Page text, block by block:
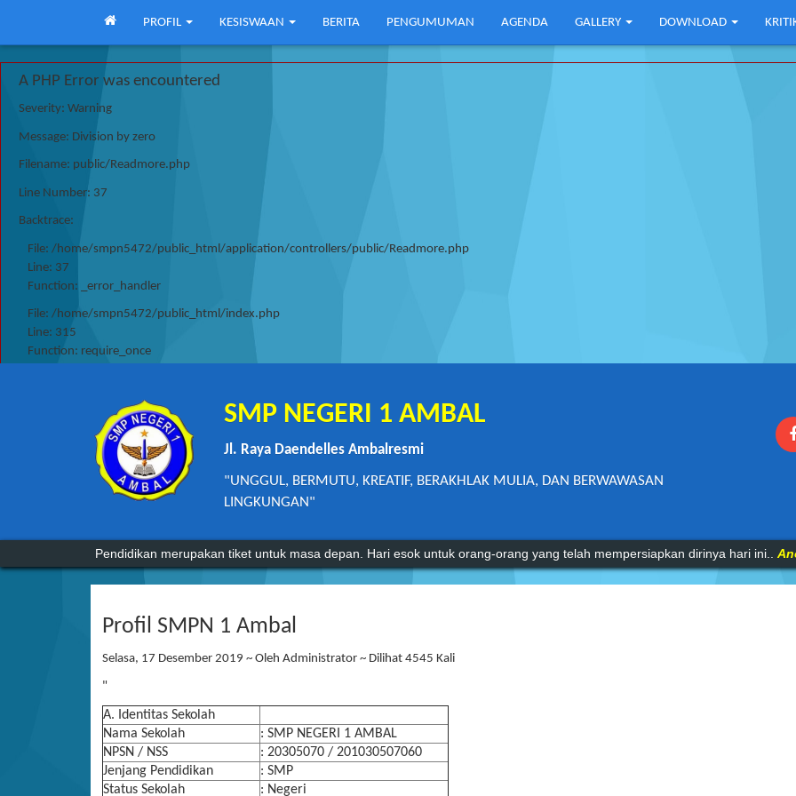
A PHP Error was encountered
Severity: Warning
Message: Division by zero
Filename: public/Readmore.php
Line Number: 37
Backtrace:
File: /home/smpn5472/public_html/application/controllers/public/Readmore.php
Line: 37
Function: _error_handler
File: /home/smpn5472/public_html/index.php
Line: 315
Function: require_once
PROFIL KESISWAAN BERITA PENGUMUMAN AGENDA GALLERY DOWNLOAD
SMP NEGERI 1 AMBAL
Jl. Raya Daendelles Ambalresmi
"UNGGUL, BERMUTU, KREATIF, BERAKHLAK MULIA, DAN BERWAWASAN
LINGKUNGAN"
Pendidikan merupakan tiket untuk masa depan. Hari esok untuk orang-orang yang telah mempersiapkan dirinya hari ini..
Agama tanpa ilmu pengetahuan adalah buta. Dan ilmu pengetahuan tanpa agama adalah lumpuh.Anonim
Profil SMPN 1 Ambal
Selasa, 17 Desember 2019 ~ Oleh Administrator ~ Dilihat 4545 Kali
"
A. Identitas Sekolah
Nama Sekolah
: SMP NEGERI 1 AMBAL
NPSN / NSS
: 20305070 / 201030507060
Jenjang Pendidikan
: SMP
Status Sekolah
: Negeri